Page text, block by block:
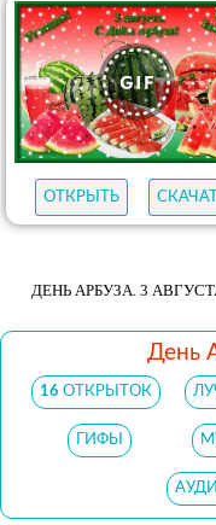
ОТКРЫТЬ
ДЕНЬ АРБУЗА. 3
День
16 ОТКРЫТОК
ГИФЫ